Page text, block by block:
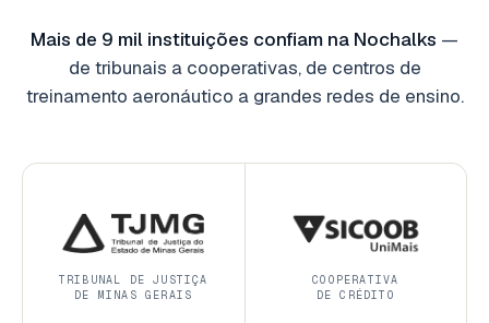
Mais de 9 mil instituições confiam na Nochalks —
de tribunais a cooperativas, de centros de
treinamento aeronáutico a grandes redes de ensino.
TRIBUNAL DE JUSTIÇA
DE MINAS GERAIS
COOPERATIVA
DE CRÉDITO